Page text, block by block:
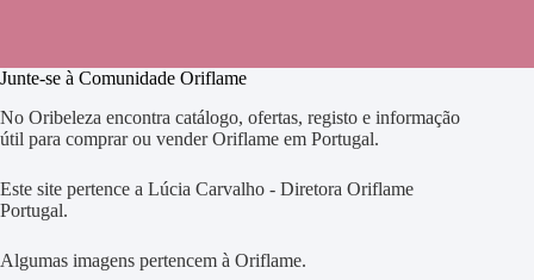
Junte-se à Comunidade Oriflame
No Oribeleza encontra catálogo, ofertas, registo e informação
útil para comprar ou vender Oriflame em Portugal.
Este site pertence a Lúcia Carvalho - Diretora Oriflame
Portugal.
Algumas imagens pertencem à Oriflame.